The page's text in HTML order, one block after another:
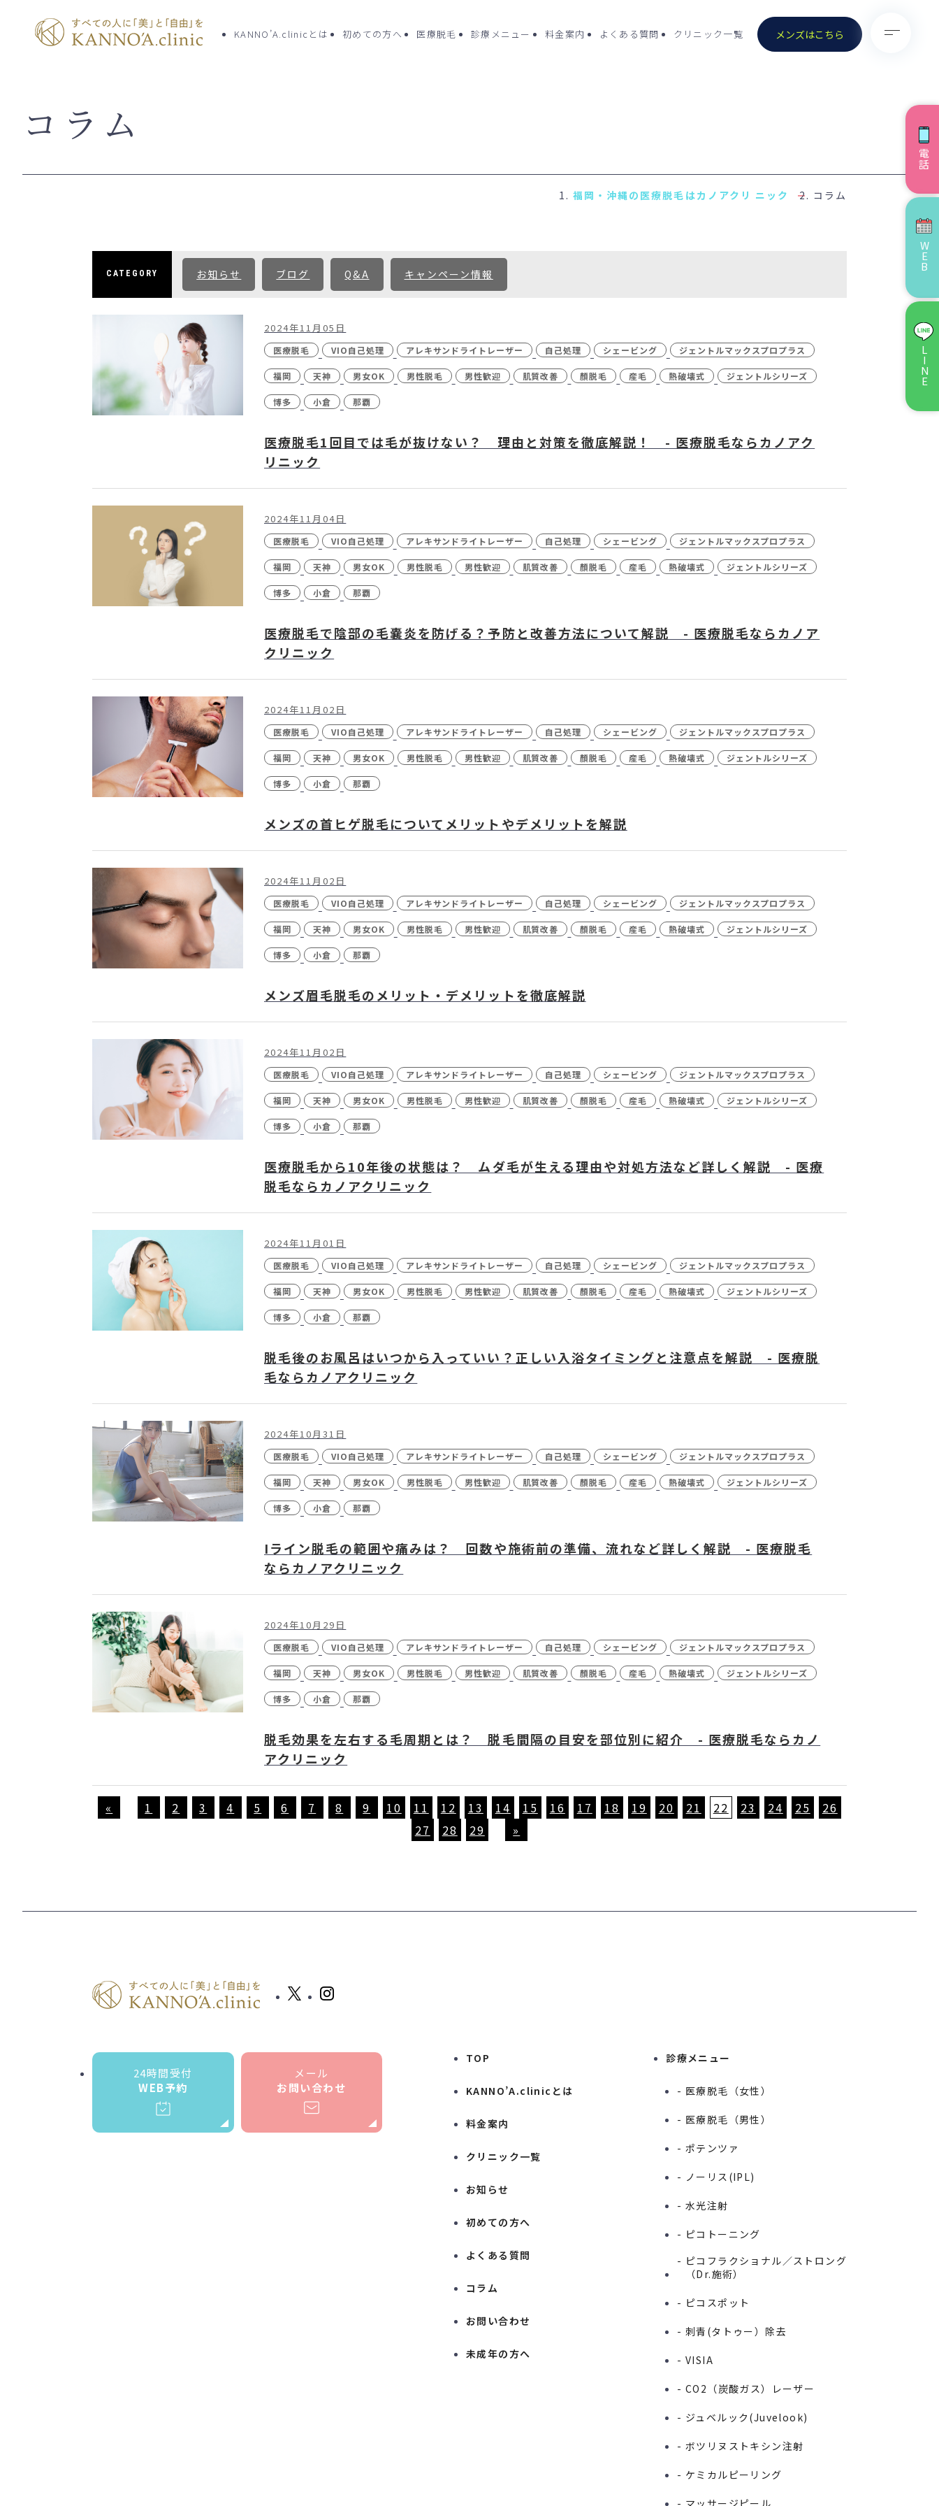
KANNO’A.clinicとは 初めての方へ 医療脱毛 診療メニュー 料金案内 よくある質問 クリニック一覧 メンズはこちら
KANNO’A.clinicとは お知らせ コラム
- 医療脱毛（女性）
- 医療脱毛（男性）
- ポテンツァ - ノーリス(IPL)
- ボツリヌストキシン注射 - ケミカルピーリング
- マッサージピール
- ダーマペン4
- 他院抜糸・ホッチキス除去
24時間受付
WEB予約
メール
お問い合わせ
電話
WEB
LINE
コラム
コラム
CATEGORY お知らせ ブログ Q&A キャンペーン情報
2024年11月05日
医療脱毛 VIO自己処理 アレキサンドライトレーザー 自己処理 シェービング ジェントルマックスプロプラス
福岡 天神 男女OK 男性脱毛 男性歓迎 肌質改善 顏脱毛 産毛 熱破壊式 ジェントルシリーズ
博多 小倉 那覇
医療脱毛1回目では毛が抜けない？ 理由と対策を徹底解説！ - 医療脱毛ならカノアク
リニック
2024年11月04日
医療脱毛 VIO自己処理 アレキサンドライトレーザー 自己処理 シェービング ジェントルマックスプロプラス
福岡 天神 男女OK 男性脱毛 男性歓迎 肌質改善 顏脱毛 産毛 熱破壊式 ジェントルシリーズ
博多 小倉 那覇
医療脱毛で陰部の毛嚢炎を防げる？予防と改善方法について解説 - 医療脱毛ならカノア
クリニック
2024年11月02日
医療脱毛 VIO自己処理 アレキサンドライトレーザー 自己処理 シェービング ジェントルマックスプロプラス
福岡 天神 男女OK 男性脱毛 男性歓迎 肌質改善 顏脱毛 産毛 熱破壊式 ジェントルシリーズ
博多 小倉 那覇
メンズの首ヒゲ脱毛についてメリットやデメリットを解説
2024年11月02日
医療脱毛 VIO自己処理 アレキサンドライトレーザー 自己処理 シェービング ジェントルマックスプロプラス
福岡 天神 男女OK 男性脱毛 男性歓迎 肌質改善 顏脱毛 産毛 熱破壊式 ジェントルシリーズ
博多 小倉 那覇
メンズ眉毛脱毛のメリット・デメリットを徹底解説
2024年11月02日
医療脱毛 VIO自己処理 アレキサンドライトレーザー 自己処理 シェービング ジェントルマックスプロプラス
福岡 天神 男女OK 男性脱毛 男性歓迎 肌質改善 顏脱毛 産毛 熱破壊式 ジェントルシリーズ
博多 小倉 那覇
医療脱毛から10年後の状態は？ ムダ毛が生える理由や対処方法など詳しく解説 - 医療
脱毛ならカノアクリニック
2024年11月01日
医療脱毛 VIO自己処理 アレキサンドライトレーザー 自己処理 シェービング ジェントルマックスプロプラス
福岡 天神 男女OK 男性脱毛 男性歓迎 肌質改善 顏脱毛 産毛 熱破壊式 ジェントルシリーズ
博多 小倉 那覇
脱毛後のお風呂はいつから入っていい？正しい入浴タイミングと注意点を解説 - 医療脱
毛ならカノアクリニック
2024年10月31日
医療脱毛 VIO自己処理 アレキサンドライトレーザー 自己処理 シェービング ジェントルマックスプロプラス
福岡 天神 男女OK 男性脱毛 男性歓迎 肌質改善 顏脱毛 産毛 熱破壊式 ジェントルシリーズ
博多 小倉 那覇
Iライン脱毛の範囲や痛みは？ 回数や施術前の準備、流れなど詳しく解説 - 医療脱毛
ならカノアクリニック
2024年10月29日
医療脱毛 VIO自己処理 アレキサンドライトレーザー 自己処理 シェービング ジェントルマックスプロプラス
福岡 天神 男女OK 男性脱毛 男性歓迎 肌質改善 顏脱毛 産毛 熱破壊式 ジェントルシリーズ
博多 小倉 那覇
脱毛効果を左右する毛周期とは？ 脱毛間隔の目安を部位別に紹介 - 医療脱毛ならカノ
アクリニック
« 1 2 3 4 5 6 7 8 9 10 11 12 13 14 15 16 17 18 19 20 21 22 23 24 25
26
27
28 29 »
24時間受付
WEB予約
メール
お問い合わせ
TOP
KANNO’A.clinicとは
料金案内
クリニック一覧
お知らせ
初めての方へ
よくある質問
コラム
お問い合わせ
未成年の方へ
診療メニュー
- 医療脱毛（女性）
- 医療脱毛（男性）
- ポテンツァ
- ノーリス(IPL)
- 水光注射
- ピコトーニング
- ピコフラクショナル／ストロング
（Dr.施術）
- ピコスポット
- 刺青(タトゥー）除去
- VISIA
- CO2（炭酸ガス）レーザー
- ジュベルック(Juvelook)
- ボツリヌストキシン注射
- ケミカルピーリング
- マッサージピール